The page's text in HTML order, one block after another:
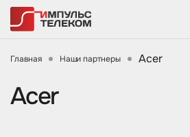
Главная Наши партнеры Acer
Acer